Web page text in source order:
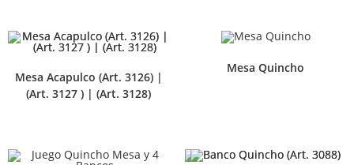
Mesa Acapulco (Art. 3126) |
(Art. 3127 ) | (Art. 3128)
Mesa Quincho